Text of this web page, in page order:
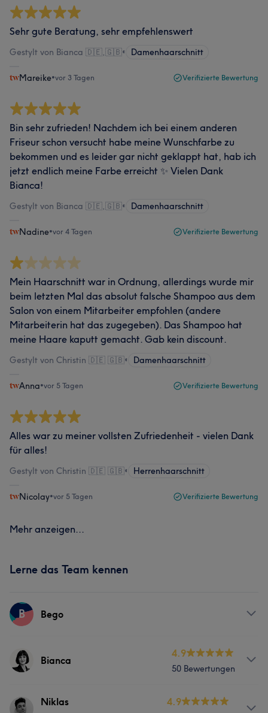
Sehr gute Beratung, sehr empfehlenswert
Gestylt von Bianca 🇩🇪,🇬🇧• Damenhaarschnitt
Mareike•vor 3 Tagen Verifizierte Bewertung
Bin sehr zufrieden! Nachdem ich bei einem anderen
Friseur schon versucht habe meine Wunschfarbe zu
bekommen und es leider gar nicht geklappt hat, hab ich
jetzt endlich meine Farbe erreicht ✨ Vielen Dank
Bianca!
Gestylt von Bianca 🇩🇪,🇬🇧• Damenhaarschnitt
Nadine•vor 4 Tagen Verifizierte Bewertung
Mein Haarschnitt war in Ordnung, allerdings wurde mir
beim letzten Mal das absolut falsche Shampoo aus dem
Salon von einem Mitarbeiter empfohlen (andere
Mitarbeiterin hat das zugegeben). Das Shampoo hat
meine Haare kaputt gemacht. Gab kein discount.
Gestylt von Christin 🇩🇪 🇬🇧• Damenhaarschnitt
Anna•vor 5 Tagen Verifizierte Bewertung
Alles war zu meiner vollsten Zufriedenheit - vielen Dank
für alles!
Gestylt von Christin 🇩🇪 🇬🇧• Herrenhaarschnitt
Nicolay•vor 5 Tagen Verifizierte Bewertung
Mehr anzeigen...
Lerne das Team kennen
B Bego
Services
Bianca
4.9
50 Bewertungen
Info Niklas 4.9